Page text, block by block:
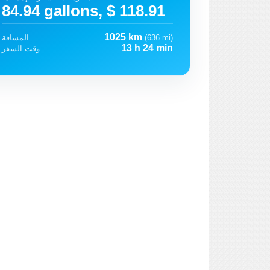
84.94 gallons, $ 118.91
المسافة 1025 km (636 mi)
وقت السفر
13 h 24 min